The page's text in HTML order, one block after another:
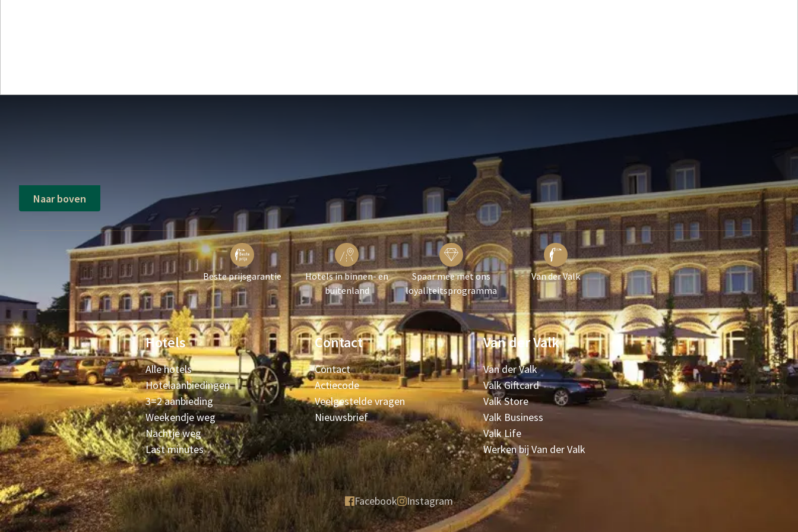
Naar boven
Beste prijsgarantie
Hotels in binnen- en
buitenland
Spaar mee met ons
loyaliteitsprogramma
Van der Valk
Hotels
Alle hotels
Hotelaanbiedingen
3=2 aanbieding
Weekendje weg
Nachtje weg
Last minutes
Contact
Contact
Actiecode
Veelgestelde vragen
Nieuwsbrief
Van der Valk
Van der Valk
Valk Giftcard
Valk Store
Valk Business
Valk Life
Werken bij Van der Valk
Facebook Instagram